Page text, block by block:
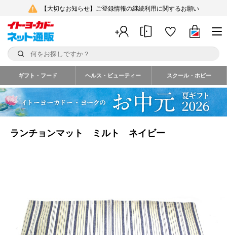
【大切なお知らせ】ご登録情報の継続利用に関するお願い
ギフト・フード ヘルス・ビューティー スクール・ホビー
ランチョンマット ミルト ネイビー